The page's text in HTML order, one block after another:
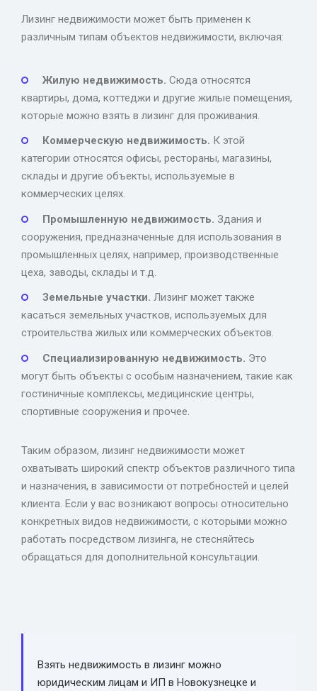
Лизинг недвижимости может быть применен к
различным типам объектов недвижимости, включая:
Жилую недвижимость. Сюда относятся
квартиры, дома, коттеджи и другие жилые помещения,
которые можно взять в лизинг для проживания.
Коммерческую недвижимость. К этой
категории относятся офисы, рестораны, магазины,
склады и другие объекты, используемые в
коммерческих целях.
Промышленную недвижимость. Здания и
сооружения, предназначенные для использования в
промышленных целях, например, производственные
цеха, заводы, склады и т.д.
Земельные участки. Лизинг может также
касаться земельных участков, используемых для
строительства жилых или коммерческих объектов.
Специализированную недвижимость. Это
могут быть объекты с особым назначением, такие как
гостиничные комплексы, медицинские центры,
спортивные сооружения и прочее.
Таким образом, лизинг недвижимости может
охватывать широкий спектр объектов различного типа
и назначения, в зависимости от потребностей и целей
клиента. Если у вас возникают вопросы относительно
конкретных видов недвижимости, с которыми можно
работать посредством лизинга, не стесняйтесь
обращаться для дополнительной консультации.
Взять недвижимость в лизинг можно
юридическим лицам и ИП в Новокузнецке и